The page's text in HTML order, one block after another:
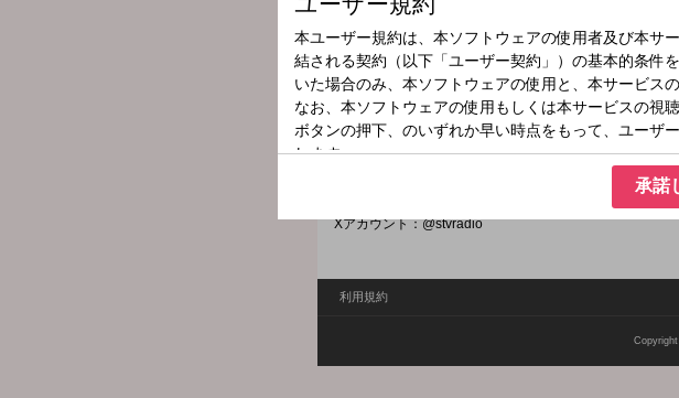
放送局
放送時間
2025年10月20日（月）10:00～12:30
番組名
工藤じゅんきの十人十色
生活における喜怒哀楽を番組独自の切り口で展開。毎日
こんな話を明るく、楽しく紹介します。 メール：
Xアカウント：@stvradio
利用規約
承諾